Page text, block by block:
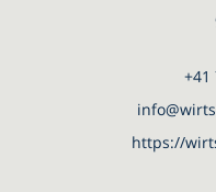
+41
https://